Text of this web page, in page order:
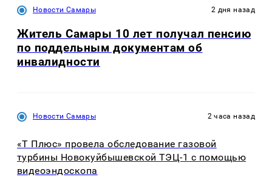
Новости Самары 2 дня назад
Житель Самары 10 лет получал пенсию
по поддельным документам об
инвалидности
Новости Самары 2 часа назад
«Т Плюс» провела обследование газовой
турбины Новокуйбышевской ТЭЦ-1 с помощью
видеоэндоскопа